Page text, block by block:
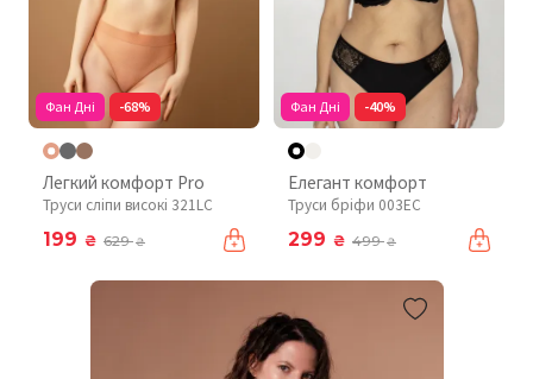
Фан Дні -68%
Легкий комфорт Pro
Труси сліпи високі 321LC
199 ₴ 629₴
Фан Дні -40%
Елегант комфорт
Труси бріфи 003EC
299 ₴ 499₴